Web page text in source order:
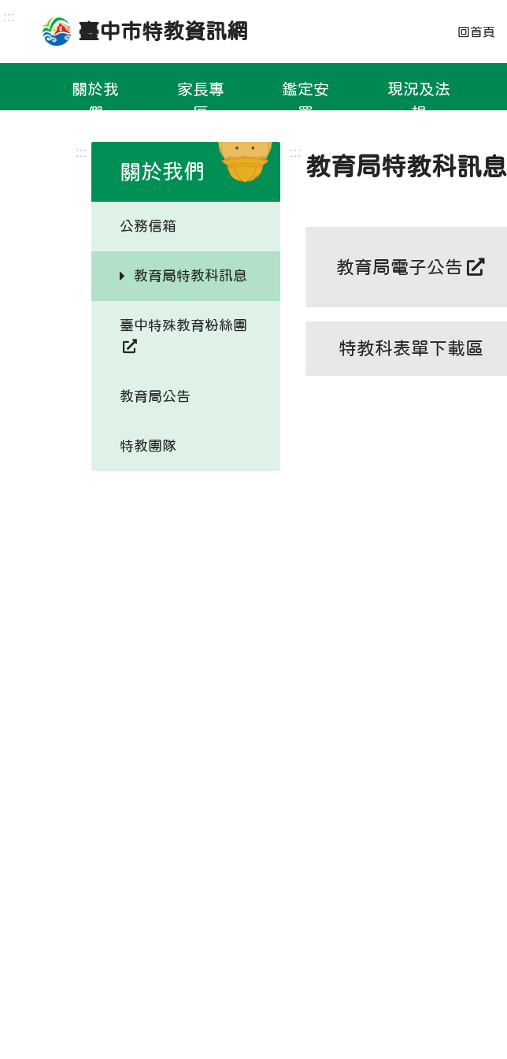
:::
臺中市特教資訊網 回首頁
關於我
們
家長專
區
鑑定安
置
現況及法
規
:::
關於我們
公務信箱
教育局特教科訊息
臺中特殊教育粉絲團
教育局公告
特教團隊
:::
教育局特教科訊息
教育局電子公告
特教科表單下載區